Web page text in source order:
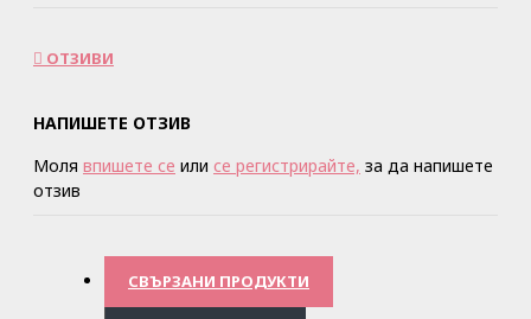
ОТЗИВИ
НАПИШЕТЕ ОТЗИВ
Моля впишете се или се регистрирайте, за да напишете
отзив
СВЪРЗАНИ ПРОДУКТИ